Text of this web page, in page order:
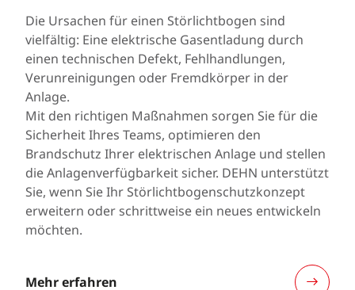
Die Ursachen für einen Störlichtbogen sind
vielfältig: Eine elektrische Gasentladung durch
einen technischen Defekt, Fehlhandlungen,
Verunreinigungen oder Fremdkörper in der
Anlage.
Mit den richtigen Maßnahmen sorgen Sie für die
Sicherheit Ihres Teams, optimieren den
Brandschutz Ihrer elektrischen Anlage und stellen
die Anlagenverfügbarkeit sicher. DEHN unterstützt
Sie, wenn Sie Ihr Störlichtbogenschutzkonzept
erweitern oder schrittweise ein neues entwickeln
möchten.
Mehr erfahren